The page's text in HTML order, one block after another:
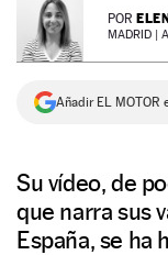
NEWSLETTER
SÍGUENOS
POR
MADRID |
Añadir EL MOTOR
Su vídeo, de
que narra sus
España, se ha